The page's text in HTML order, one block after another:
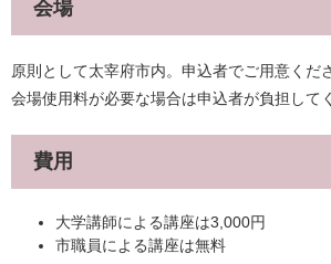
会場
原則として太宰府市内。申込者でご用意くだ
会場使用料が必要な場合は申込者が負担して
費用
大学講師による講座は3,000円
市職員による講座は無料